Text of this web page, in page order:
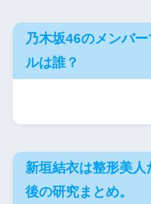
乃木坂46のメンバ
ルは誰？
新垣結衣は整形美
後の研究まとめ。